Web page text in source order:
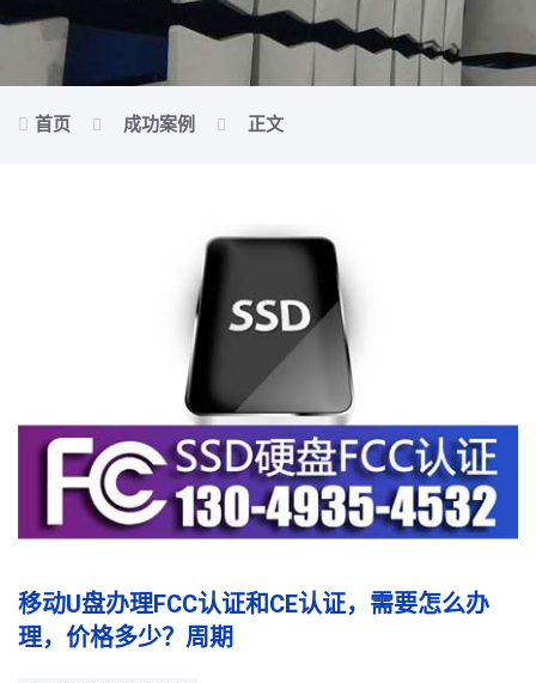
首页 成功案例 正文
移动U盘办理FCC认证和CE认证，需要怎么办
理，价格多少？周期